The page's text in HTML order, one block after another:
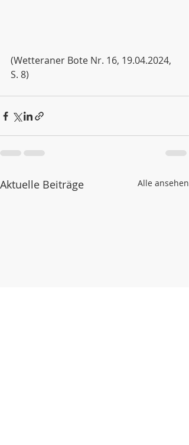
(Wetteraner Bote Nr. 16, 19.04.2024,
S. 8)
Aktuelle Beiträge Alle ansehen